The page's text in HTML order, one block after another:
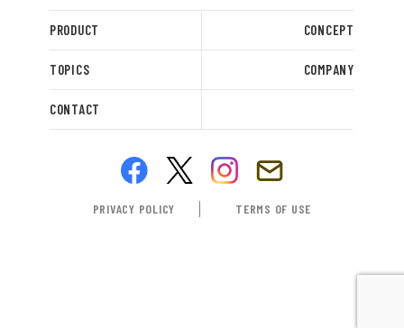
PRODUCT CONCEPT
TOPICS COMPANY
CONTACT
PRIVACY POLICY TERMS OF USE